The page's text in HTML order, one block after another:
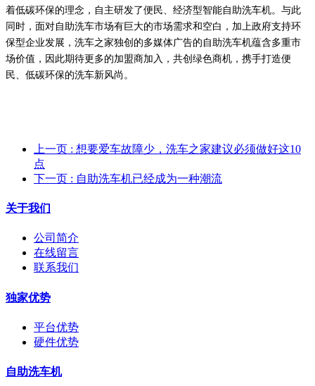
着低碳环保的理念，自主研发了便民、经济型智能自助洗车机。与此
同时，面对自助洗车市场有巨大的市场需求和空白，加上政府支持环
保型企业发展， 洗车之家独创的多媒体广告的自助洗车机蕴含多重市
场价值，因此期待更多的加盟商加入，共创绿色商机，携手打造便
民、低碳环保的洗车新风尚。
上一页 : 想要爱车故障少，洗车之家建议必须做好这10
点
下一页 : 自助洗车机已经成为一种潮流
关于我们
公司简介
在线留言
联系我们
独家优势
平台优势
硬件优势
自助洗车机